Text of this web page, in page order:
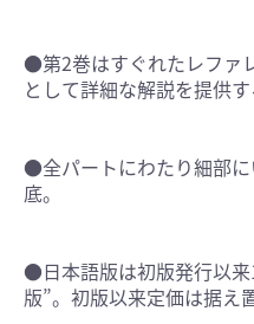
●第2巻はすぐれたレファ
として詳細な解説を提供す
●全パートにわたり細部
底。
●日本語版は初版発行以
版”。初版以来定価は据え